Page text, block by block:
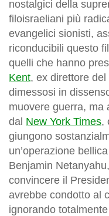
nostalgici della
filoisraeliani più
evangelici sionisti,
riconducibili questo
quelli che hanno
Kent, ex direttore
dimessosi in
muovere guerra, ma
dal New York Times,
giungono
un’operazione
Benjamin
convincere il
avrebbe condotto al
ignorando